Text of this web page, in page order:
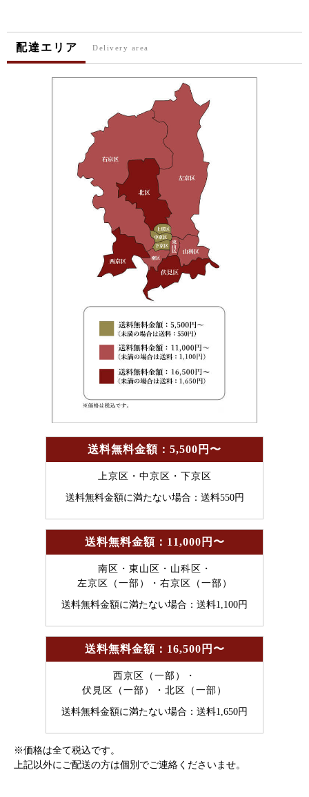
配達エリア Delivery area
送料無料金額：5,500円〜
上京区・中京区・下京区
送料無料金額に満たない場合：送料550円
送料無料金額：11,000円〜
南区・東山区・山科区・
左京区（一部）・右京区（一部）
送料無料金額に満たない場合：送料1,100円
送料無料金額：16,500円〜
西京区（一部）・
伏見区（一部）・北区（一部）
送料無料金額に満たない場合：送料1,650円
※価格は全て税込です。
上記以外にご配送の方は個別でご連絡くださいませ。